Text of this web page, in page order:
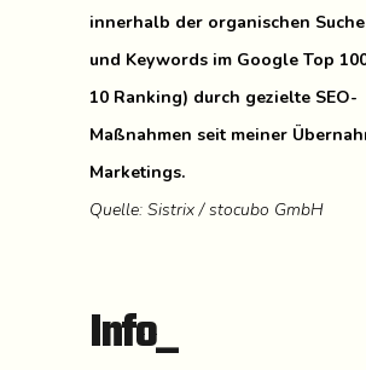
innerhalb der organischen Suche
und Keywords im Google Top
10 Ranking) durch gezielte SEO-
Maßnahmen seit meiner
Marketings.
Quelle: Sistrix / stocubo GmbH
Info_